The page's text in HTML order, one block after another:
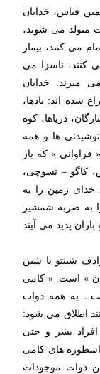
قیاس، خدایان
متولد می شوند،
می کنند، بیمار
ناسزا می
میرند. خدایان
شده اند: بادها،
دریاها، کوه
ها و همه
» که باز
کاگو – تسوچی،
زمین را به
به ضربه شمشیر
پدید می آیند
شینتو یا شین
» است. « کامی
ـ به همه ذوات
اطلاق می شود:
افراد بشر و حتی
های کامی
ذوات موجودات